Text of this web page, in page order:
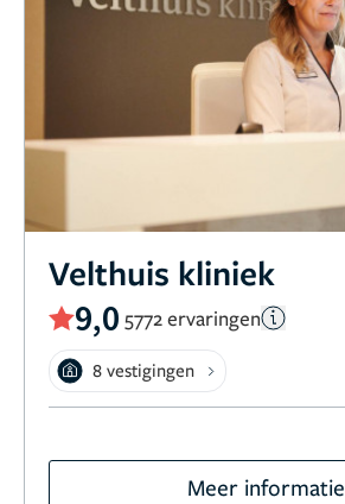
Velthuis kliniek
9,0 5772 ervaringen
8 vestigingen
Meer informatie